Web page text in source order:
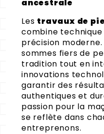
ancestrale
Les travaux de
combine
précision
sommes fiers de
tradition tout en
innovations
garantir des
authentiques et
passion pour la
se reflète dans
entreprenons.